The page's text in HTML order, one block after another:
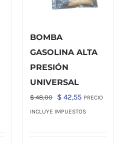
BOMBA
GASOLINA ALTA
PRESIÓN
UNIVERSAL
$48,00
El
precio
$ 42,55El
precio
PRECIO
INCLUYE IMPUESTOS